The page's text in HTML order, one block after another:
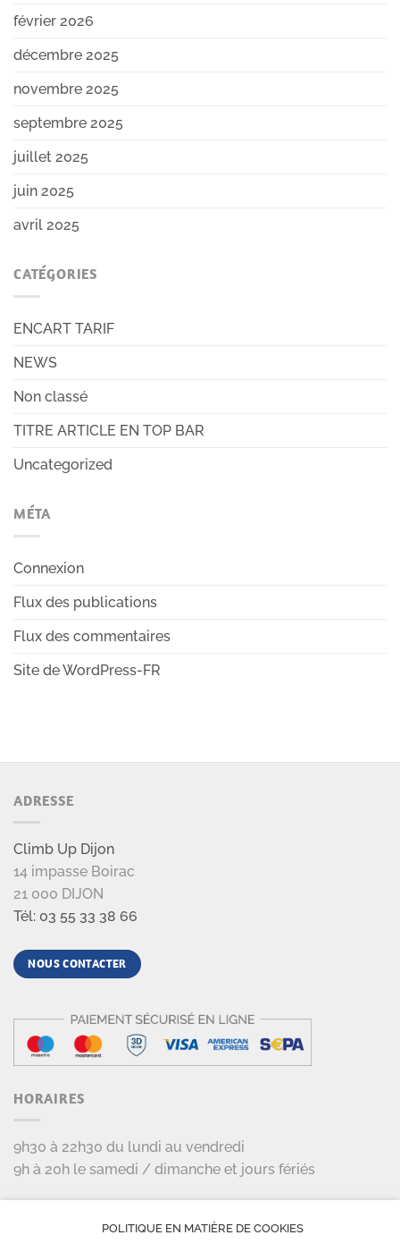
février 2026
décembre 2025
novembre 2025
septembre 2025
juillet 2025
juin 2025
avril 2025
CATÉGORIES
ENCART TARIF
NEWS
Non classé
TITRE ARTICLE EN TOP BAR
Uncategorized
MÉTA
Connexion
Flux des publications
Flux des commentaires
Site de WordPress-FR
ADRESSE
Climb Up Dijon
14 impasse Boirac
21 000 DIJON
Tél: 03 55 33 38 66
NOUS CONTACTER
HORAIRES
9h30 à 22h30 du lundi au vendredi
9h à 20h le samedi / dimanche et jours fériés
POLITIQUE EN MATIÈRE DE COOKIES